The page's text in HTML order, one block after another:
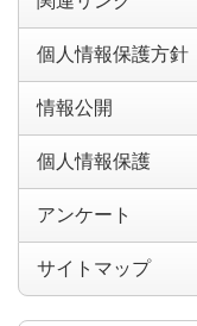
個人情報保護方針
情報公開
個人情報保護
アンケート
サイトマップ